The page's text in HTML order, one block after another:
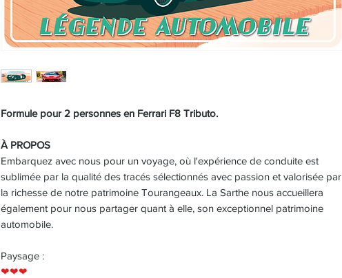
Formule pour 2 personnes en Ferrari F8 Tributo.
À PROPOS
Embarquez avec nous pour un voyage, où l'expérience de conduite est
sublimée par la qualité des tracés sélectionnés avec passion et valorisée par
la richesse de notre patrimoine Tourangeaux. La Sarthe nous accueillera
également pour nous partager quant à elle, son exceptionnel patrimoine
automobile.
Paysage :
❤❤❤